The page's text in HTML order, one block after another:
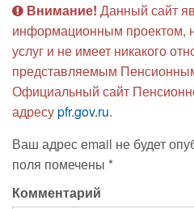
Внимание! Данный сайт
информационным проектом,
услуг и не имеет никакого
представляемым
Официальный сайт
адресуpfr.gov.ru.
Ваш адрес email не будет
поля помечены *
Комментарий